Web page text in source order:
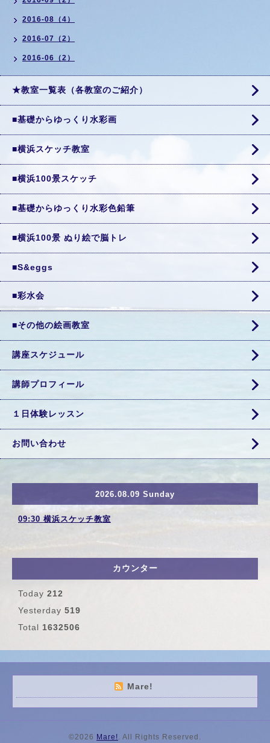
2016-08（4）
2016-07（2）
2016-06（2）
★教室一覧表（各教室のご紹介）
■基礎からゆっくり水彩画
■横浜スケッチ教室
■横浜100景スケッチ
■基礎からゆっくり水彩色鉛筆
■横浜100景 ぬり絵で脳トレ
■S&eggs
■彩水会
■その他の絵画教室
講座スケジュール
講師プロフィール
１日体験レッスン
お問い合わせ
2026.08.09 Sunday
09:30 横浜スケッチ教室
カウンター
Today 212
Yesterday 519
Total 1632506
Mare!
©2026 Mare!. All Rights Reserved.